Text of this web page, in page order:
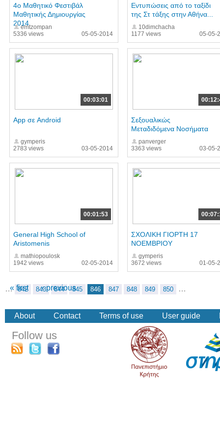
5336 views
4o Μαθητικό Φεστιβάλ
Μαθητικής Δημιουργίας
2014emtzompan
05-05-2014
1177 views
Εντυπώσεις από το ταξίδι
της Στ τάξης στην Αθήνα...
10dimchacha
05-05-
00:03:01
2783 views
App σε Android
gymperis
03-05-2014
3363 views
Σεξουαλικώς
Μεταδιδόμενα Νοσήματα
panverger
03-05-
00:01:53
1942 views
General High School of
Aristomenis
mathiopoulosk
02-05-2014
3672 views
ΣΧΟΛΙΚΗ ΓΙΟΡΤΗ 17
ΝΟΕΜΒΡΙΟΥ
gymperis
01-05-
« first ‹ previous
… 842 843 844 845 846 847 848 849 850 …
About Contact Terms of use User guide
Follow us